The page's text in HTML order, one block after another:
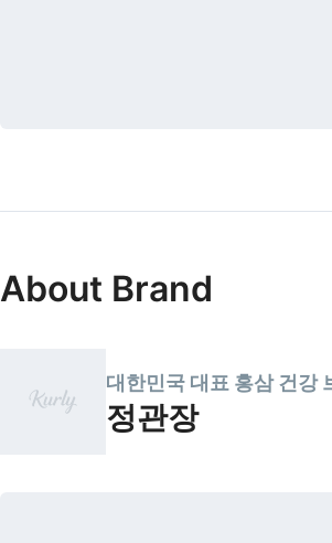
About Brand
대한민국 대표 홍삼 건강
정관장